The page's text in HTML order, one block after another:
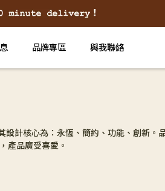
品牌專區 與我聯絡
計核心為：永恆、簡約、功能、創新。
產品廣受喜愛。